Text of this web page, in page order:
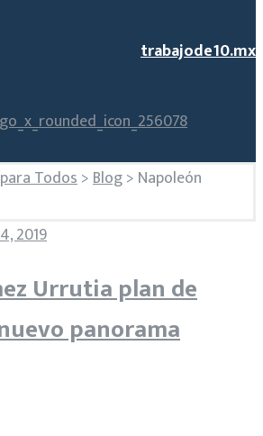
trabajode10.mx
Todos>Blog> Napoleón
2019
Urrutia plan de
panorama